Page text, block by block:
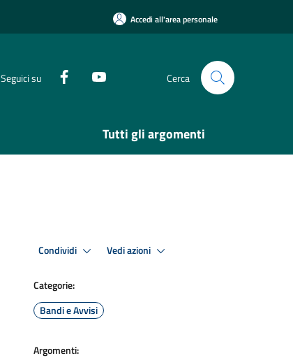
Accedi all'area personale
Seguici su Cerca
Tutti gli argomenti
Condividi Vedi azioni
Categorie:
Bandi e Avvisi
Argomenti: